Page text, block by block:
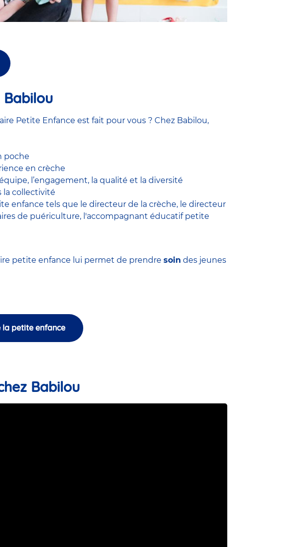
Babilou
Petite Enfance est fait pour vous ? Chez Babilou,
poche
en crèche
l’engagement, la qualité et la diversité
la collectivité
enfance tels que le directeur de la crèche, le directeur
de puériculture, l'accompagnant éducatif petite
petite enfance lui permet de prendre soin des jeunes
petite enfance
Babilou